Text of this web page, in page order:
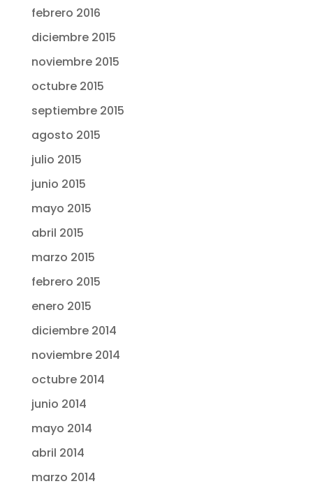
febrero 2016
diciembre 2015
noviembre 2015
octubre 2015
septiembre 2015
agosto 2015
julio 2015
junio 2015
mayo 2015
abril 2015
marzo 2015
febrero 2015
enero 2015
diciembre 2014
noviembre 2014
octubre 2014
junio 2014
mayo 2014
abril 2014
marzo 2014